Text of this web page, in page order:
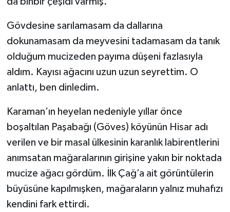
Gövdesine sarılamasam da dallarına
dokunamasam da meyvesini tadamasam da tanık
olduğum mucizeden payıma düşeni fazlasıyla
aldım. Kayısı ağacını uzun uzun seyrettim. O
anlattı, ben dinledim.
Karaman’ın heyelan nedeniyle yıllar önce
boşaltılan Paşabağı (Göves) köyünün Hisar adı
verilen ve bir masal ülkesinin karanlık labirentlerini
anımsatan mağaralarının girişine yakın bir noktada
mucize ağacı gördüm. İlk Çağ’a ait görüntülerin
büyüsüne kapılmışken, mağaraların yalnız muhafızı
kendini fark ettirdi.